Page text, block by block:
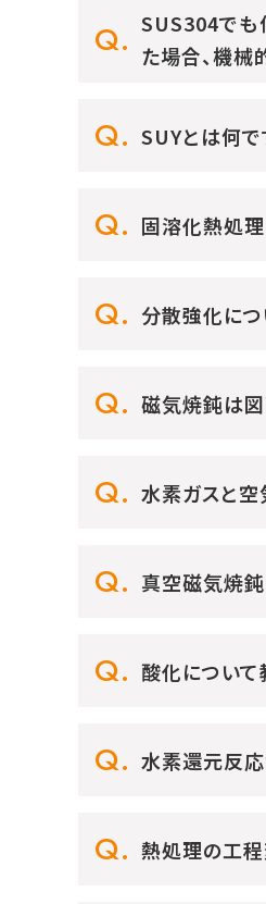
SUS304でも
た場合、機械
SUYとは何で
固溶化熱処
分散強化につ
磁気焼鈍は図
水素ガスと空
真空磁気焼
酸化について
水素還元反応
熱処理の工程